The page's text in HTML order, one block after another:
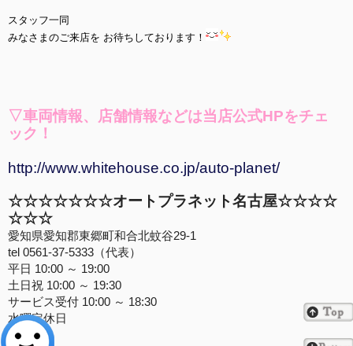
スタッフ一同
みなさまのご来店を お待ちしております！
▽車両情報、店舗情報などは当店公式HPをチェ
ック ！
http://www.whitehouse.co.jp/auto-planet/
☆☆☆☆☆☆☆オートプラネット名古屋☆☆☆☆
☆☆☆
愛知県愛知郡東郷町和合北蚊谷29-1
tel 0561-37-5333（代表）
平日 10:00 ～ 19:00
土日祝 10:00 ～ 19:30
サービス受付 10:00 ～ 18:30
水曜定休日